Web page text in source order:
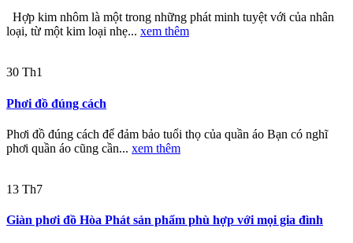
Hợp kim nhôm là một trong những phát minh tuyệt với của nhân
loại, từ một kim loại nhẹ... xem thêm
30 Th1
Phơi đồ đúng cách
Phơi đồ đúng cách để đảm bảo tuổi thọ của quần áo Bạn có nghĩ
phơi quần áo cũng cần... xem thêm
13 Th7
Giàn phơi đồ Hòa Phát sản phẩm phù hợp với mọi gia đình